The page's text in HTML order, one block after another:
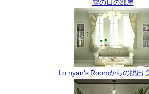
雪の日の部屋
Lo.nyan's Roomからの脱出